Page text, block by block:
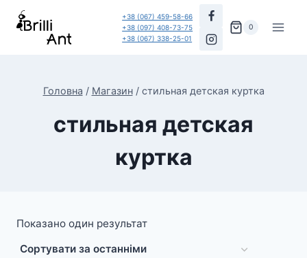
Перейти
+38 (067) 459-58-66
+38 (097) 408-73-75
+38 (067) 338-25-01
0
Головна / Магазин / стильная детская куртка
стильная детская
куртка
Показано один результат